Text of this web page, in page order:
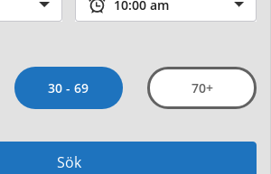
30 - 69 70+
Sök